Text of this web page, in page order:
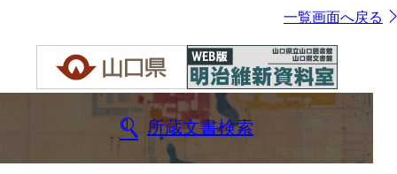
一覧画面へ戻る
所蔵文書検索